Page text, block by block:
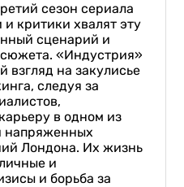
сезон сериала
критики хвалят эту
сценарий и
«Индустрия»
взгляд на закулисье
следуя за
в одном из
напряженных
Лондона. Их жизнь
и
и борьба за